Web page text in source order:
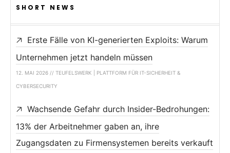
SHORT NEWS
Erste Fälle von KI-generierten Exploits: Warum
Unternehmen jetzt handeln müssen
12. MAI 2026 // TEUFELSWERK | PLATTFORM FÜR IT-SICHERHEIT &
CYBERSECURITY
Wachsende Gefahr durch Insider-Bedrohungen:
13% der Arbeitnehmer gaben an, ihre
Zugangsdaten zu Firmensystemen bereits verkauft